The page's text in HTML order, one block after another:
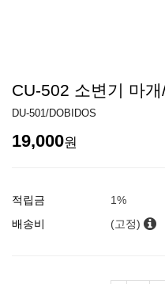
CU-502 소변기 마
DU-501/DOBIDOS
19,000원
적립금
1%
배송비
(고정)